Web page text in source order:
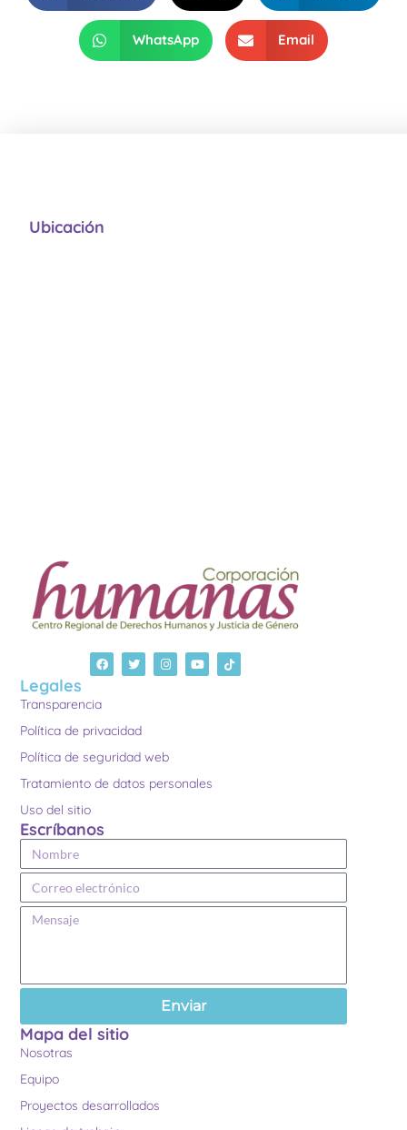
WhatsApp Email
Legales
Transparencia
Política de privacidad
Política de seguridad web
Tratamiento de datos personales
Uso del sitio
Escríbanos
Enviar
Mapa del sitio
Nosotras
Equipo
Proyectos desarrollados
Ubicación